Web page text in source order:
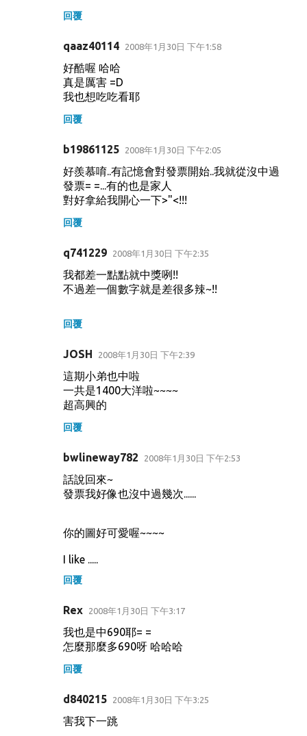
回覆
qaaz40114 2008年1月30日 下午1:58
好酷喔 哈哈
真是厲害 =D
我也想吃吃看耶
回覆
b19861125 2008年1月30日 下午2:05
好羨慕唷..有記憶會對發票開始..我就從沒中過
發票= =...有的也是家人
對好拿給我開心一下>"<!!!
回覆
q741229 2008年1月30日 下午2:35
我都差一點點就中獎咧!!
不過差一個數字就是差很多辣~!!
回覆
JOSH 2008年1月30日 下午2:39
這期小弟也中啦
一共是1400大洋啦~~~~
超高興的
回覆
bwlineway782 2008年1月30日 下午2:53
話說回來~
發票我好像也沒中過幾次......
你的圖好可愛喔~~~~
I like .....
回覆
Rex 2008年1月30日 下午3:17
我也是中690耶= =
怎麼那麼多690呀 哈哈哈
回覆
d840215 2008年1月30日 下午3:25
害我下一跳